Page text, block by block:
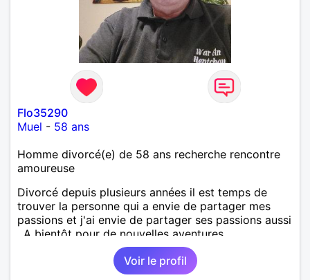
Flo35290
Muel - 58 ans
Homme divorcé(e) de 58 ans recherche rencontre
amoureuse
Divorcé depuis plusieurs années il est temps de
trouver la personne qui a envie de partager mes
passions et j'ai envie de partager ses passions aussi
. A bientôt pour de nouvelles aventures
Voir le profil